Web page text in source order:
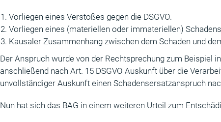
Vorliegen eines Verstoßes gegen die DSGVO.
Vorliegen eines (materiellen oder immateriellen)
Kausaler Zusammenhang zwischen dem Schaden und
Der Anspruch wurde von der Rechtsprechung zum Beispiel
anschließend nach Art. 15 DSGVO Auskunft über die
unvollständiger Auskunft einen Schadensersatzanspruch
Nun hat sich das BAG in einem weiteren Urteil zum